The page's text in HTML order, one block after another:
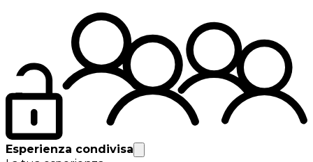
Esperienza condivisa